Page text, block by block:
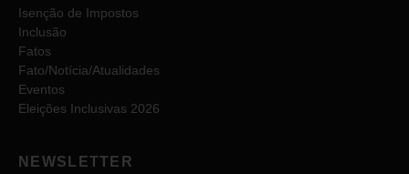
Isenção de Impostos
Inclusão
Fatos
Fato/Notícia/Atualidades
Eventos
Eleições Inclusivas 2026
NEWSLETTER